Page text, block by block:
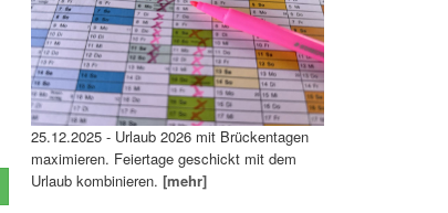
25.12.2025 - Urlaub 2026 mit Brückentagen
maximieren. Feiertage geschickt mit dem
Urlaub kombinieren. [mehr]